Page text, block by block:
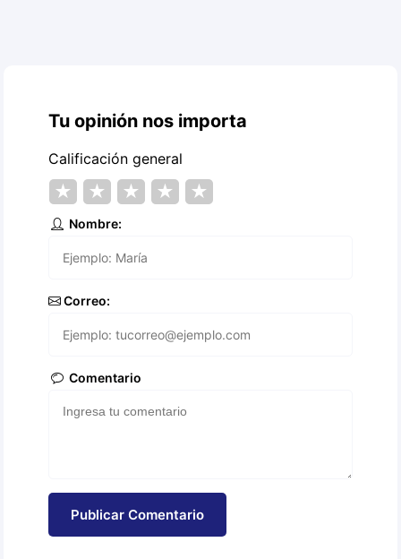
Tu opinión nos importa
Calificación general
★ ★ ★ ★ ★
Nombre:
Correo:
Comentario
Publicar Comentario